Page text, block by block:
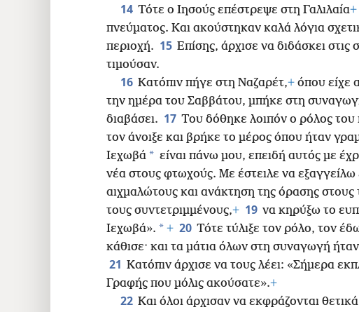
14 Τότε ο Ιησούς επέστρεψε στη Γαλιλαία+
πνεύματος. Και ακούστηκαν καλά λόγια
περιοχή. 15 Επίσης, άρχισε να διδάσκει
τιμούσαν.
16 Κατόπιν πήγε στη Ναζαρέτ,+ όπου είχε
την ημέρα του Σαββάτου, μπήκε στη
διαβάσει. 17 Του δόθηκε λοιπόν ο ρόλος του
τον άνοιξε και βρήκε το μέρος όπου ήταν
Ιεχωβά * είναι πάνω μου, επειδή αυτός με
νέα στους φτωχούς. Με έστειλε να εξαγγείλω
αιχμαλώτους και ανάκτηση της όρασης
τους συντετριμμένους,+ 19 να κηρύξω το
Ιεχωβά». * + 20 Τότε τύλιξε τον ρόλο, τον
κάθισε· και τα μάτια όλων στη συναγωγή
21 Κατόπιν άρχισε να τους λέει: «Σήμερα
Γραφής που μόλις ακούσατε».+
22 Και όλοι άρχισαν να εκφράζονται